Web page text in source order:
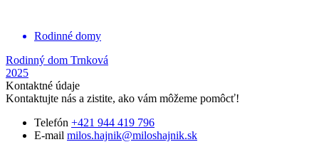
Rodinné domy
Rodinný dom Trnková
2025
Kontaktné údaje
Kontaktujte nás a zistite, ako vám môžeme pomôcť!
Telefón +421 944 419 796
E-mail milos.hajnik@miloshajnik.sk